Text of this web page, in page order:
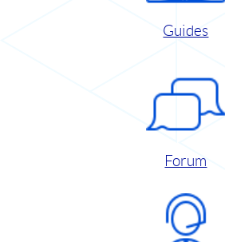
Guides
Forum